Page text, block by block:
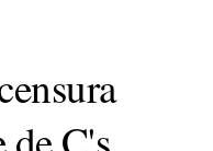
de C's